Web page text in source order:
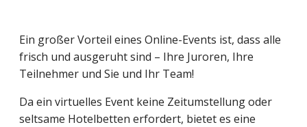
Ein großer Vorteil eines Online-Events ist, dass alle
frisch und ausgeruht sind – Ihre Juroren, Ihre
Teilnehmer und Sie und Ihr Team!
Da ein virtuelles Event keine Zeitumstellung oder
seltsame Hotelbetten erfordert, bietet es eine